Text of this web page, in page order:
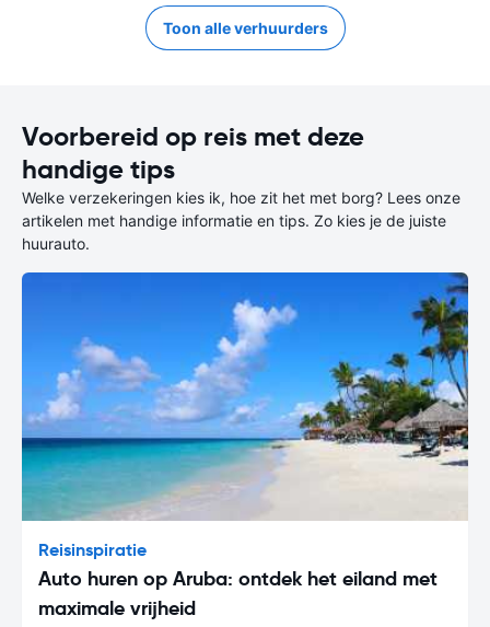
Toon alle verhuurders
Voorbereid op reis met deze
handige tips
Welke verzekeringen kies ik, hoe zit het met borg? Lees onze
artikelen met handige informatie en tips. Zo kies je de juiste
huurauto.
Reisinspiratie
Auto huren op Aruba: ontdek het eiland met
maximale vrijheid